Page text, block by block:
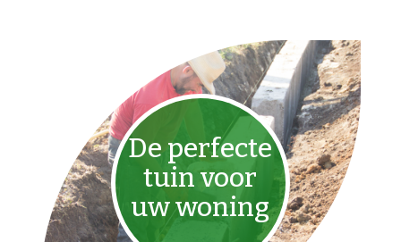
De perfecte
tuin voor
uw woning